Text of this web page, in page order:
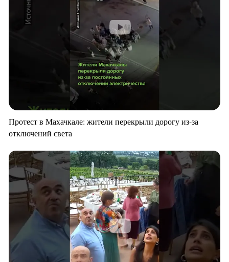
Протест в Махачкале: жители перекрыли дорогу из-за
отключений света